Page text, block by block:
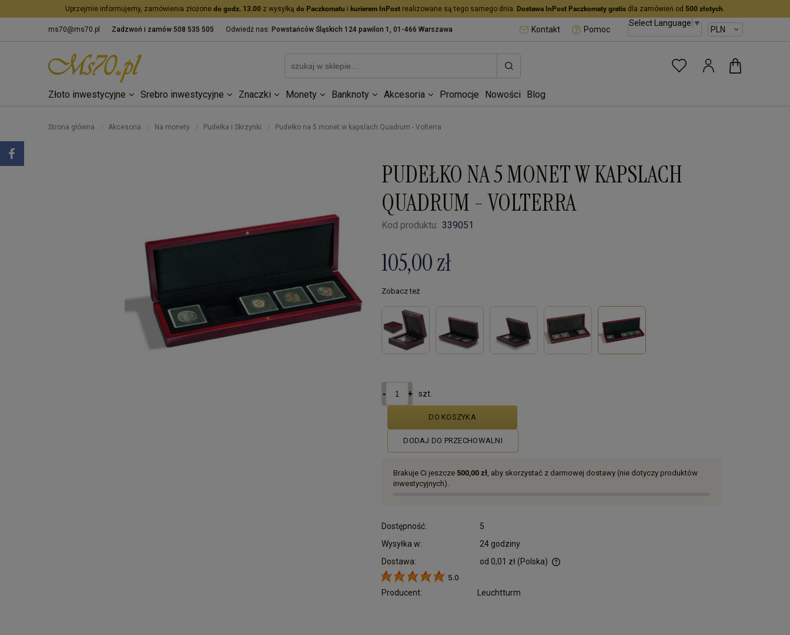
Uprzejmie informujemy, zamówienia złożone do godz. 13.00 z wysyłką do Paczkomatu i kurierem InPost realizowane są tego samego dnia. Dostawa InPost Paczkomaty gratis dla zamówień od 500 złotych.
Select Language▼
ms70@ms70.pl Zadzwoń i zamów 508 535 505 Odwiedź nas: Powstańców Śląskich 124 pawilon 1, 01-466 Warszawa Kontakt Pomoc
Złoto inwestycyjne Srebro inwestycyjne Znaczki Monety Banknoty Akcesoria Promocje Nowości Blog
Strona główna / Akcesoria / Na monety / Pudełka i Skrzynki / Pudełko na 5 monet w kapslach Quadrum - Volterra
PUDEŁKO NA 5 MONET W KAPSLACH
QUADRUM - VOLTERRA
Kod produktu: 339051
105,00 zł
Zobacz też
szt.
DO KOSZYKA
DODAJ DO PRZECHOWALNI
Brakuje Ci jeszcze 500,00 zł, aby skorzystać z darmowej dostawy (nie dotyczy produktów
inwestycyjnych).
Dostępność:
5
Wysyłka w:
24 godziny
Dostawa:
od 0,01 zł(Polska)
Cena nie zawiera ewentualnych kosztów płatności
5.0
Producent: Leuchtturm